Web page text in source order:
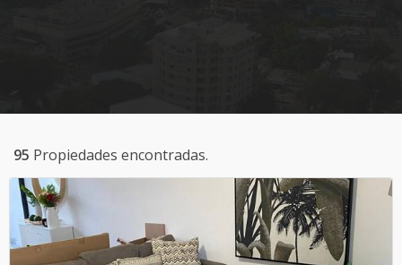
95 Propiedades encontradas.